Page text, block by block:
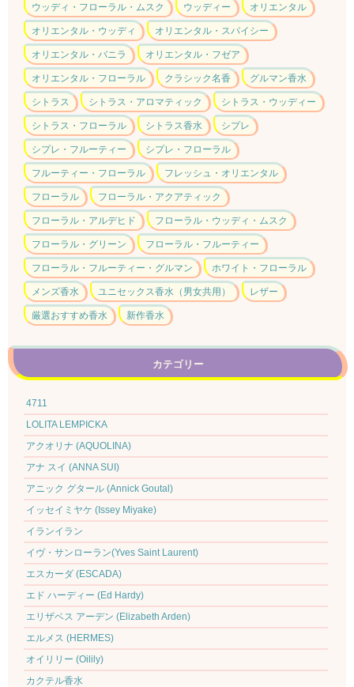
ウッディ・フローラル・ムスク ウッディー オリエンタル
オリエンタル・ウッディ オリエンタル・スパイシー
オリエンタル・バニラ オリエンタル・フゼア
オリエンタル・フローラル クラシック名香 グルマン香水
シトラス シトラス・アロマティック シトラス・ウッディー
シトラス・フローラル シトラス香水 シプレ
シプレ・フルーティー シプレ・フローラル
フルーティー・フローラル フレッシュ・オリエンタル
フローラル フローラル・アクアティック
フローラル・アルデヒド フローラル・ウッディ・ムスク
フローラル・グリーン フローラル・フルーティー
フローラル・フルーティー・グルマン ホワイト・フローラル
メンズ香水 ユニセックス香水（男女共用） レザー
厳選おすすめ香水 新作香水
カテゴリー
4711
LOLITA LEMPICKA
アクオリナ (AQUOLINA)
アナ スイ (ANNA SUI)
アニック グタール (Annick Goutal)
イッセイミヤケ (Issey Miyake)
イランイラン
イヴ・サンローラン(Yves Saint Laurent)
エスカーダ (ESCADA)
エド ハーディー (Ed Hardy)
エリザベス アーデン (Elizabeth Arden)
エルメス (HERMES)
オイリリー (Oilily)
カクテル香水